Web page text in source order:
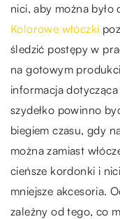
nici, aby można
Kolorowe włóczki
śledzić postępy w
na gotowym
informacja
szydełko powinno
biegiem czasu, gdy
można zamiast
cieńsze kordonki i
mniejsze akcesoria.
zależny od tego, co